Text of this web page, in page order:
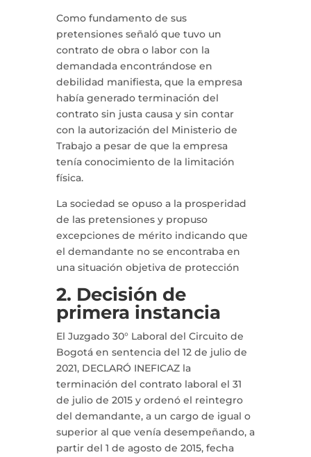
Como fundamento de sus
pretensiones señaló que tuvo un
contrato de obra o labor con la
demandada encontrándose en
debilidad manifiesta, que la empresa
había generado terminación del
contrato sin justa causa y sin contar
con la autorización del Ministerio de
Trabajo a pesar de que la empresa
tenía conocimiento de la limitación
física.
La sociedad se opuso a la prosperidad
de las pretensiones y propuso
excepciones de mérito indicando que
el demandante no se encontraba en
una situación objetiva de protección
2. Decisión de
primera instancia
El Juzgado 30° Laboral del Circuito de
Bogotá en sentencia del 12 de julio de
2021, DECLARÓ INEFICAZ la
terminación del contrato laboral el 31
de julio de 2015 y ordenó el reintegro
del demandante, a un cargo de igual o
superior al que venía desempeñando, a
partir del 1 de agosto de 2015, fecha